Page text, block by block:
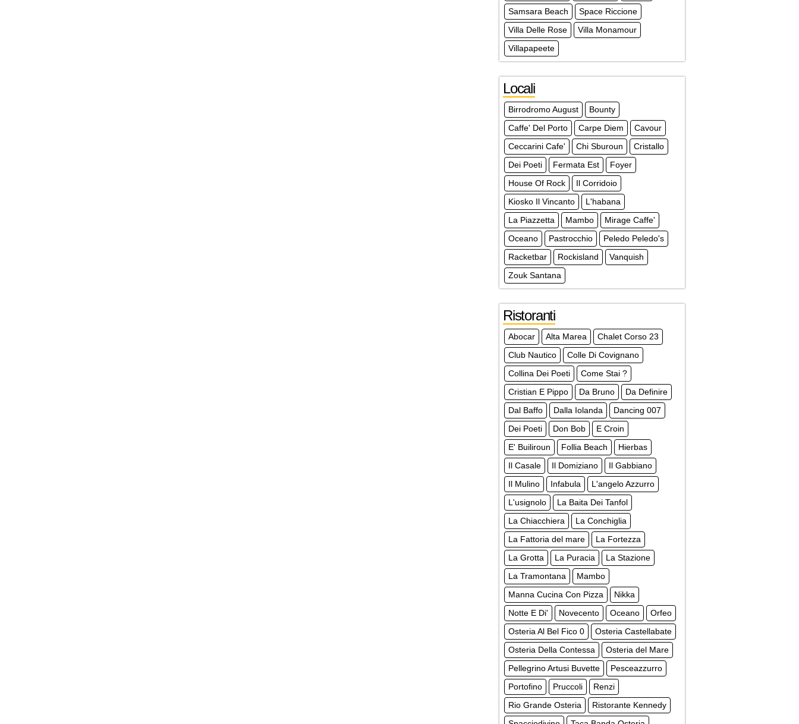
Samsara Beach
Space Riccione
Villa Delle Rose
Villa Monamour
Villapapeete
Locali
Birrodromo August
Bounty
Caffe' Del Porto
Carpe Diem
Cavour
Ceccarini Cafe'
Chi Sburoun
Cristallo
Dei Poeti
Fermata Est
Foyer
House Of Rock
Il Corridoio
Kiosko Il Vincanto
L'habana
La Piazzetta
Mambo
Mirage Caffe'
Oceano
Pastrocchio
Peledo Peledo's
Racketbar
Rockisland
Vanquish
Zouk Santana
Ristoranti
Abocar Alta Marea
Chalet Corso 23
Club Nautico
Colle Di Covignano
Collina Dei Poeti
Come Stai ?
Cristian E Pippo
Da Bruno
Da Definire
Dal Baffo
Dalla Iolanda
Dancing 007
Dei Poeti
Don Bob
E Croin
E' Builiroun
Follia Beach
Hierbas
Il Casale
Il Domiziano
Il Gabbiano
Il Mulino
Infabula
L'angelo Azzurro
L'usignolo
La Baita Dei Tanfol
La Chiacchiera
La Conchiglia
La Fattoria del mare
La Fortezza
La Grotta
La Puracia
La Stazione
La Tramontana
Mambo
Manna Cucina Con Pizza
Nikka
Notte E Di'
Novecento Oceano
Orfeo
Osteria Al Bel Fico 0
Osteria Castellabate
Osteria Della Contessa
Osteria del Mare
Pellegrino Artusi Buvette
Pesceazzurro
Portofino
Pruccoli
Renzi
Rio Grande Osteria
Ristorante Kennedy